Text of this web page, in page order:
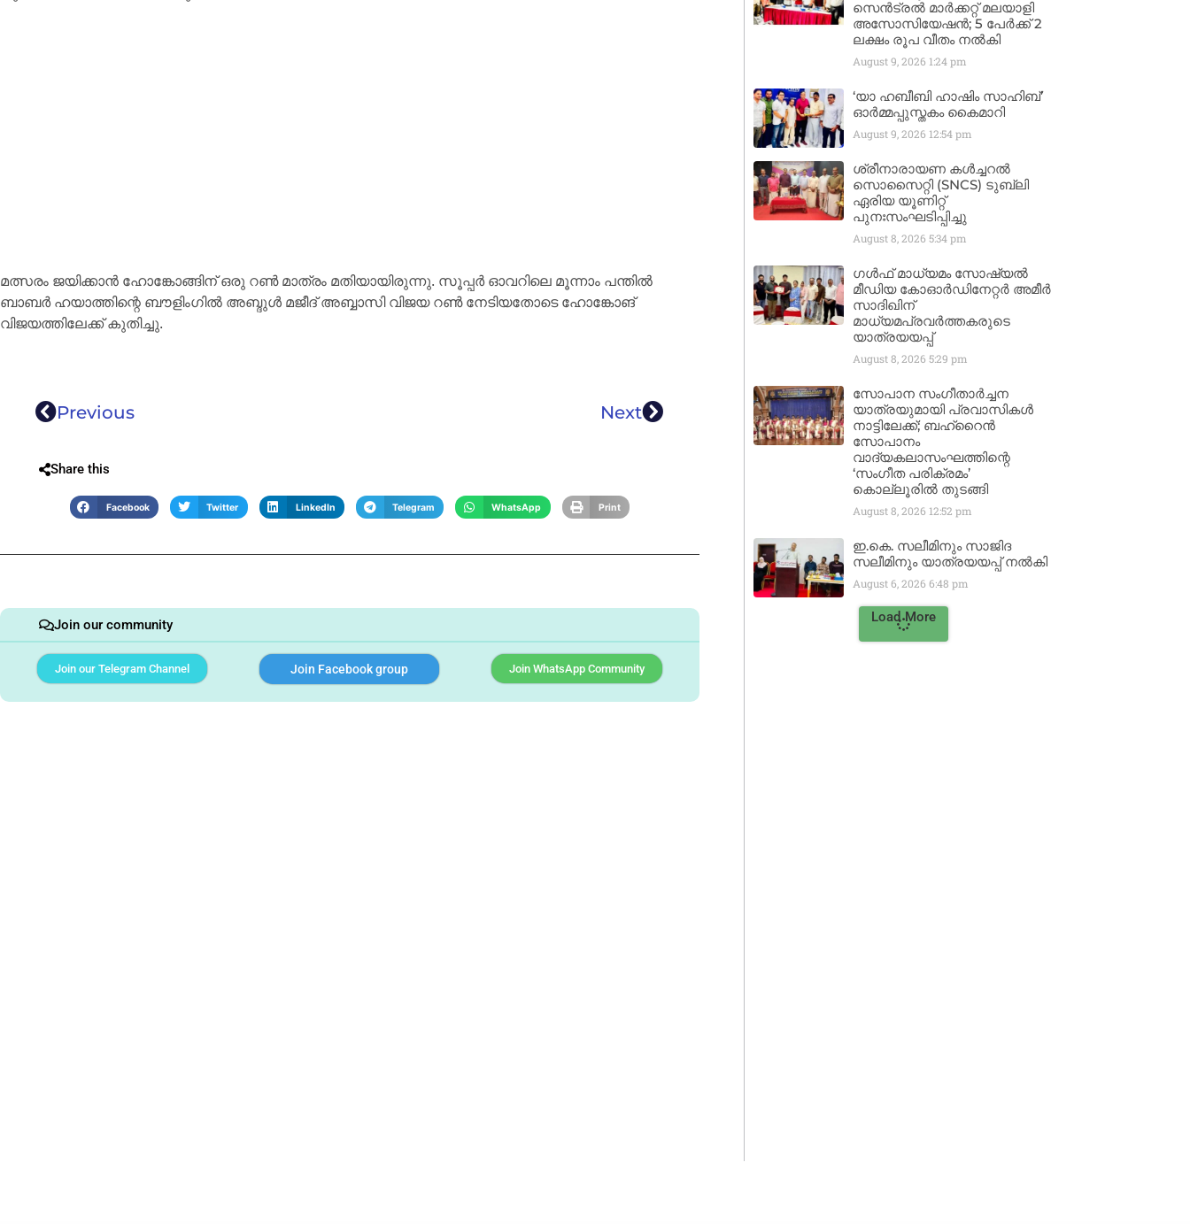
മത്സരം ജയിക്കാന്‍ ഹോങ്കോങ്ങിന് ഒരു റണ്‍ മാത്രം മതിയായിരുന്നു. സൂപ്പര്‍ ഓവറിലെ മൂന്നാം പന്തില്‍
ബാബര്‍ ഹയാത്തിന്റെ ബൗളിംഗില്‍ അബ്ദുള്‍ മജീദ് അബ്ബാസി വിജയ റണ്‍ നേടിയതോടെ ഹോങ്കോങ്
വിജയത്തിലേക്ക് കുതിച്ചു.
Previous Next
Share this
Facebook Twitter LinkedIn Telegram WhatsApp Print
Join our community
Join our Telegram Channel Join Facebook group Join WhatsApp Community
സെൻട്രൽ മാർക്കറ്റ് മലയാളി
അസോസിയേഷൻ; 5 പേർക്ക് 2
ലക്ഷം രൂപ വീതം നൽകി
August 9, 2026 1:24 pm
‘യാ ഹബീബി ഹാഷിം സാഹിബ്’
ഓർമ്മപ്പുസ്തകം കൈമാറി
August 9, 2026 12:54 pm
ശ്രീനാരായണ കൾച്ചറൽ
സൊസൈറ്റി (SNCS) ടുബ്ലി
ഏരിയ യൂണിറ്റ്
പുനഃസംഘടിപ്പിച്ചു
August 8, 2026 5:34 pm
ഗൾഫ് മാധ്യമം സോഷ്യൽ
മീഡിയ കോഓർഡിനേറ്റർ അമീർ
സാദിഖിന്
മാധ്യമപ്രവർത്തകരുടെ
യാത്രയയപ്പ്
August 8, 2026 5:29 pm
സോപാന സംഗീതാർച്ചന
യാത്രയുമായി പ്രവാസികൾ
നാട്ടിലേക്ക്; ബഹ്‌റൈൻ
സോപാനം
വാദ്യകലാസംഘത്തിന്റെ
‘സംഗീത പരിക്രമം’
കൊല്ലൂരിൽ തുടങ്ങി
August 8, 2026 12:52 pm
ഇ.കെ. സലീമിനും സാജിദ
സലീമിനും യാത്രയയപ്പ് നൽകി
August 6, 2026 6:48 pm
Load More